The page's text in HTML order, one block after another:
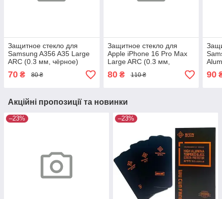
Защитное стекло для
Samsung A356 A35 Large
ARC (0.3 мм, чёрное)
70 ₴ 80 ₴
Защитное стекло для
Apple iPhone 16 Pro Max
Large ARC (0.3 мм,
80₴ 110 ₴ 90
Акційні пропозиції та новинки
–23% –23%